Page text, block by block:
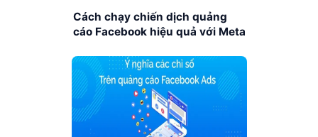
Cách chạy chiến dịch quảng
cáo Facebook hiệu quả với Meta